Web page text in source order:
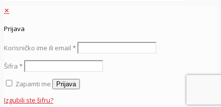
✕
Prijava
Korisničko ime ili email *
Šifra *
Zapamti me
Prijava
Izgubili ste šifru?